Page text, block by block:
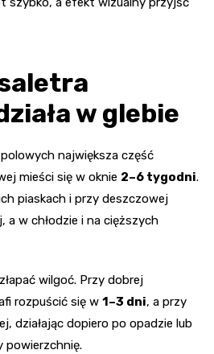
w glebie
największa część
mieści się w oknie 2–6 tygodni.
piaskach i przy deszczowej
w chłodzie i na cięższych
wilgoć. Przy dobrej
rozpuścić się w 1–3 dni, a przy
działając dopiero po opadzie lub
powierzchnię.